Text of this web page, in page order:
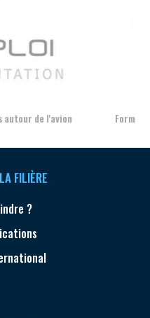
situation de handicap
FILIÈRE
?